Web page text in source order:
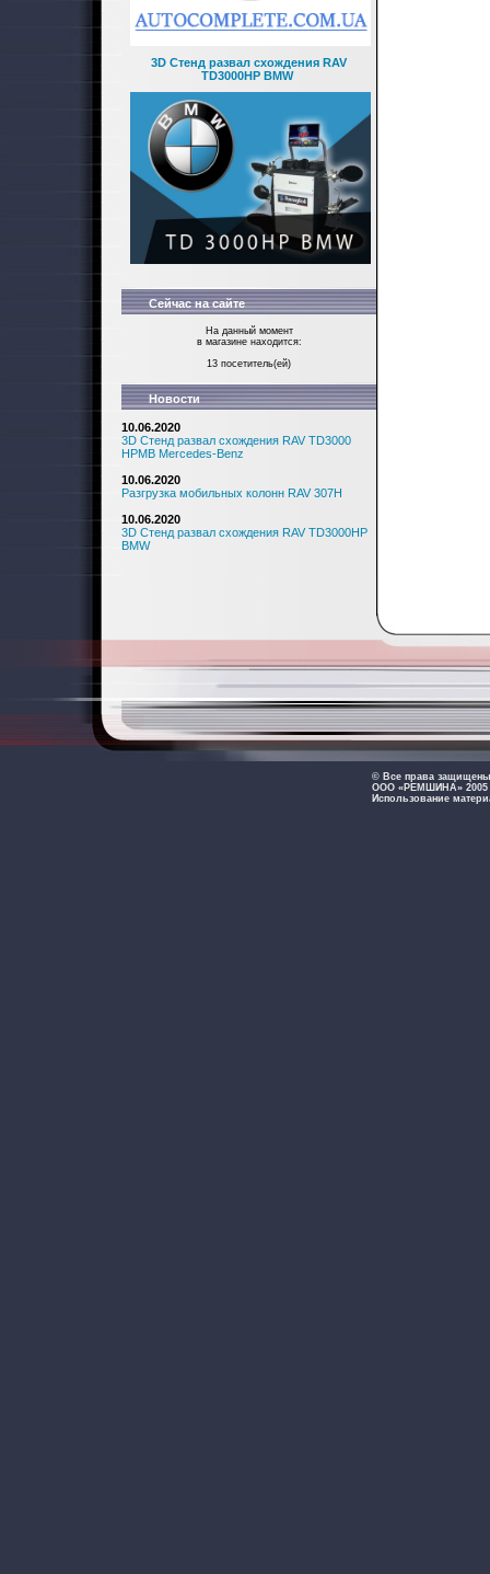
3D Стенд развал схождения RAV
TD3000HP BMW
Сейчас на сайте
На данный момент
в магазине находится:
13 посетитель(ей)
Новости
10.06.2020
3D Стенд развал схождения RAV TD3000
HPMB Mercedes-Benz
10.06.2020
Разгрузка мобильных колонн RAV 307H
10.06.2020
3D Стенд развал схождения RAV TD3000HP
BMW
© Все права защищены
ООО «РЕМШИНА» 2005
Использование